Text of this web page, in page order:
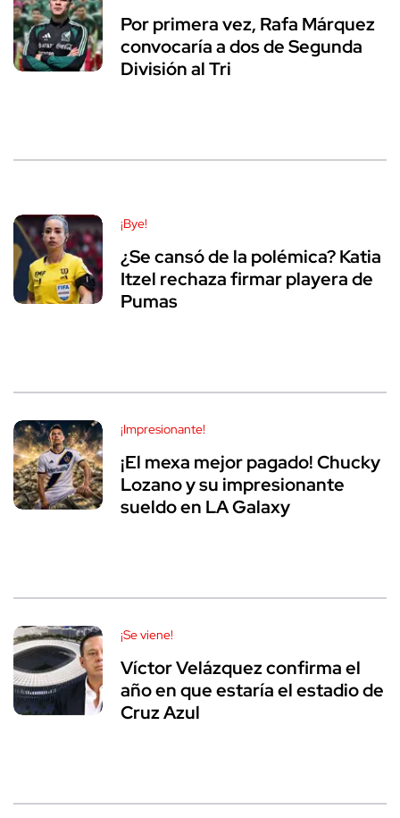
Por primera vez, Rafa Márquez
convocaría a dos de Segunda
División al Tri
¡Bye!
¿Se cansó de la polémica? Katia
Itzel rechaza firmar playera de
Pumas
¡Impresionante!
¡El mexa mejor pagado! Chucky
Lozano y su impresionante
sueldo en LA Galaxy
¡Se viene!
Víctor Velázquez confirma el
año en que estaría el estadio de
Cruz Azul